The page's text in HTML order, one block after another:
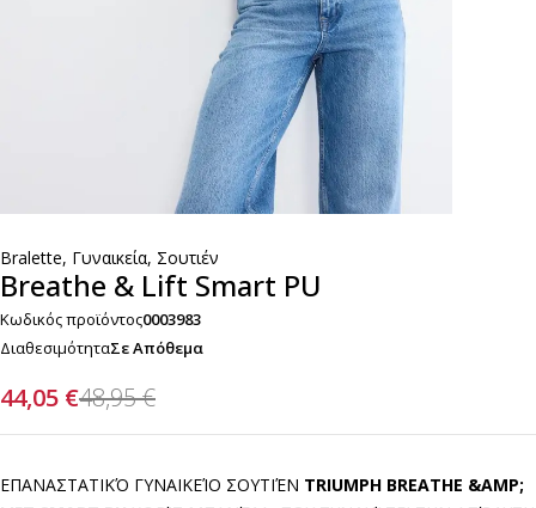
Bralette, Γυναικεία, Σουτιέν
Breathe & Lift Smart PU
Κωδικός προϊόντος0003983
ΔιαθεσιμότηταΣε Απόθεμα
48,95€
44,05 €
ΕΠΑΝΑΣΤΑΤΙΚΌ ΓΥΝΑΙΚΕΊΟ ΣΟΥΤΙΈΝ TRIUMPH BREATHE &AMP;